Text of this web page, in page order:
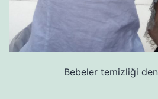
Bebeler temizliği